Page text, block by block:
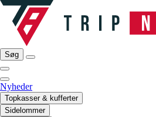
Søg
Nyheder
Topkasser & kufferter
Sidelommer